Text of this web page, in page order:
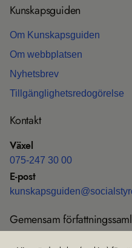
Kun­skaps­gui­den
Om Kun­skaps­gui­den
Om webb­plat­sen
Nyhets­b­rev
Till­gäng­lig­hets­re­do­gö­relse
Kon­takt
Växel
075-247 30 00
E-post
Gemen­sam
Före­skrif­ter och all­männa